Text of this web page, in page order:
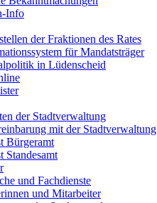
Info
der Fraktionen des Rates
für Mandatsträger
in Lüdenscheid
der Stadtverwaltung
mit der Stadtverwaltung
Bürgeramt
Standesamt
und Fachdienste
und Mitarbeiter